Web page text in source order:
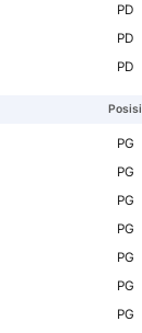
PD
PD
PD
Posisi
PG
PG
PG
PG
PG
PG
PG